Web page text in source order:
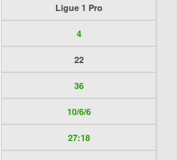
Ligue 1 Pro
4
22
36
10/6/6
27:18